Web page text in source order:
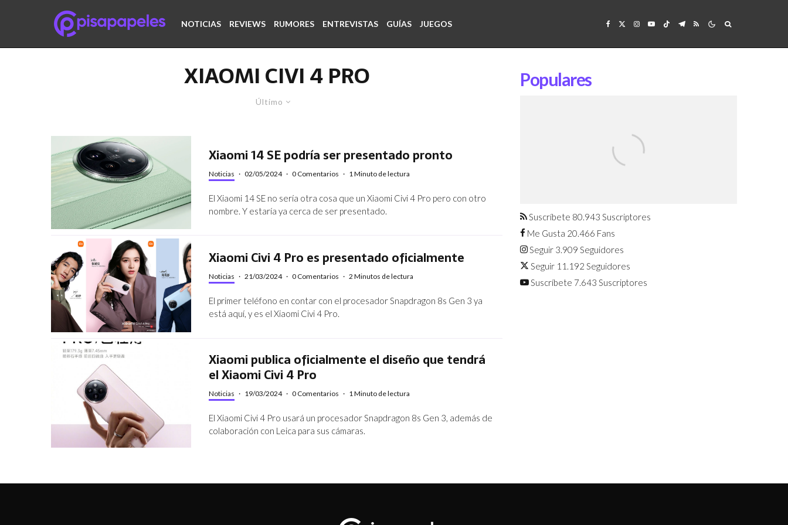
NOTICIAS REVIEWS RUMORES ENTREVISTAS GUÍAS JUEGOS
XIAOMI CIVI 4 PRO
Último
Xiaomi 14 SE podría ser presentado pronto
Noticias · 02/05/2024 · 0 Comentarios · 1 Minuto de lectura
El Xiaomi 14 SE no sería otra cosa que un Xiaomi Civi 4 Pro pero con otro
nombre. Y estaría ya cerca de ser presentado.
Xiaomi Civi 4 Pro es presentado oficialmente
Noticias · 21/03/2024 · 0 Comentarios · 2 Minutos de lectura
El primer teléfono en contar con el procesador Snapdragon 8s Gen 3 ya
está aquí, y es el Xiaomi Civi 4 Pro.
Xiaomi publica oficialmente el diseño que tendrá
el Xiaomi Civi 4 Pro
Noticias · 19/03/2024 · 0 Comentarios · 1 Minuto de lectura
El Xiaomi Civi 4 Pro usará un procesador Snapdragon 8s Gen 3, además de
colaboración con Leica para sus cámaras.
Populares
agosto
Suscríbete 80.943 Suscriptores
Me Gusta 20.466 Fans
Seguir 3.909 Seguidores
Seguir 11.192 Seguidores
Suscríbete 7.643 Suscriptores